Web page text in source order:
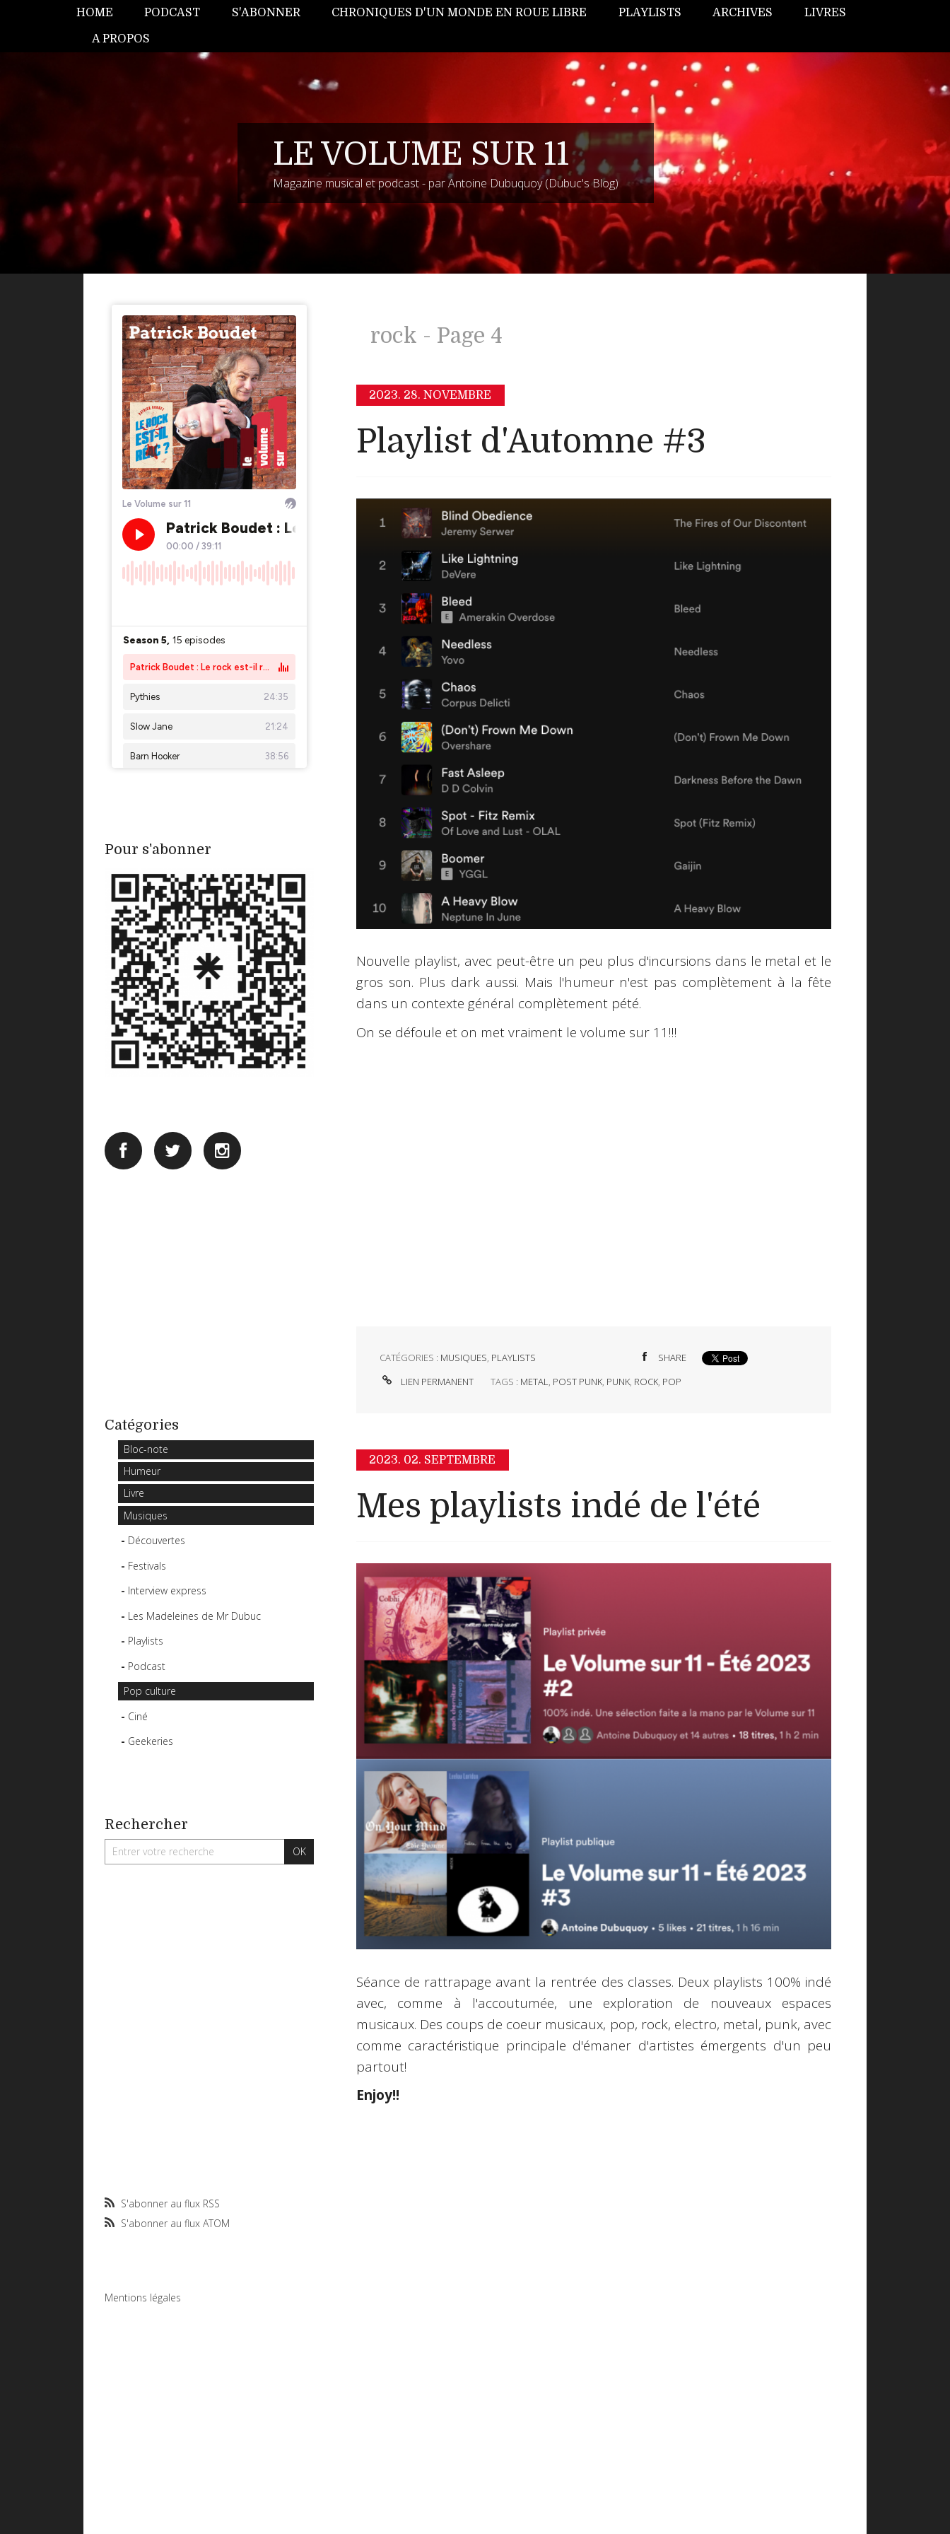
HOME PODCAST S'ABONNER CHRONIQUES D'UN MONDE EN ROUE LIBRE PLAYLISTS ARCHIVES LIVRES
A PROPOS
LE VOLUME SUR 11
Magazine musical et podcast - par Antoine Dubuquoy (Dubuc's Blog)
Pour s'abonner
Catégories
Bloc-note
Humeur
Livre
Musiques
Découvertes
Festivals
Interview express
Les Madeleines de Mr Dubuc
Playlists
Podcast
Pop culture
Ciné
Geekeries
Rechercher
S'abonner au flux RSS
S'abonner au flux ATOM
Mentions légales
rock - Page 4
2023. 28. NOVEMBRE
Playlist d'Automne #3
Nouvelle playlist, avec peut-être un peu plus d'incursions dans le metal et le
gros son. Plus dark aussi. Mais l'humeur n'est pas complètement à la fête
dans un contexte général complètement pété.
On se défoule et on met vraiment le volume sur 11!!!
CATÉGORIES : MUSIQUES, PLAYLISTS
SHARE
LIEN PERMANENT
TAGS : METAL POST PUNK PUNK ROCK POP
2023. 02. SEPTEMBRE
Mes playlists indé de l'été
Séance de rattrapage avant la rentrée des classes. Deux playlists 100% indé
avec, comme à l'accoutumée, une exploration de nouveaux espaces
musicaux. Des coups de coeur musicaux, pop, rock, electro, metal, punk, avec
comme caractéristique principale d'émaner d'artistes émergents d'un peu
partout!
Enjoy!!